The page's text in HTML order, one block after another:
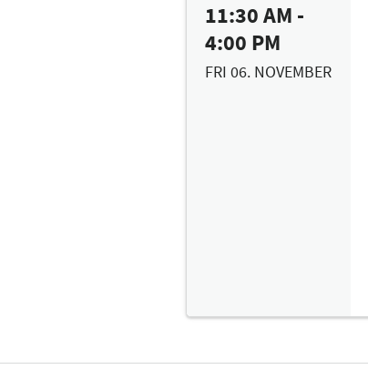
11:30 AM -
4:00 PM
FRI 06. NOVEMBER